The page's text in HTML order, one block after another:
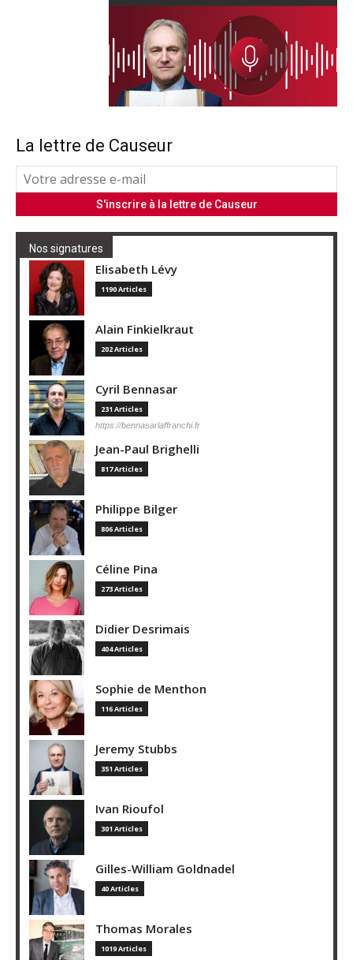
La lettre de Causeur
Nos signatures
Elisabeth Lévy
1190 Articles
Alain Finkielkraut
202 Articles
Cyril Bennasar
231 Articles
https://bennasarlaffranchi.fr
Jean-Paul Brighelli
817 Articles
Philippe Bilger
806 Articles
Céline Pina
273 Articles
Didier Desrimais
404 Articles
Sophie de Menthon
116 Articles
Jeremy Stubbs
351 Articles
Ivan Rioufol
301 Articles
Gilles-William Goldnadel
40 Articles
Thomas Morales
1019 Articles